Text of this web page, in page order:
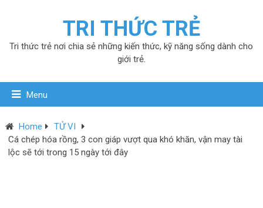
TRI THỨC TRẺ
Tri thức trẻ nơi chia sẻ những kiến thức, kỹ năng sống dành cho
giới trẻ.
Menu
Home
TỬ VI
Cá chép hóa rồng, 3 con giáp vượt qua khó khăn, vận may tài
lộc sẽ tới trong 15 ngày tới đây